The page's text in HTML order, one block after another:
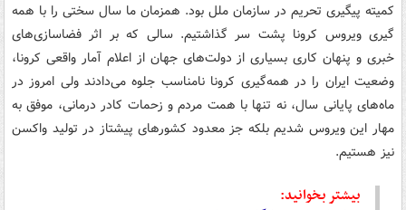
کمیته پیگیری تحریم در سازمان ملل بود. همزمان ما سال سختی را با همه
گیری ویروس کرونا پشت سر گذاشتیم. سالی که بر اثر فضاسازی‌های
خبری و پنهان کاری بسیاری از دولت‌های جهان از اعلام آمار واقعی کرونا،
وضعیت ایران را در همه‌گیری کرونا نامناسب جلوه می‌دادند ولی امروز در
ماه‌های پایانی سال، نه تنها با همت مردم و زحمات کادر درمانی، موفق به
مهار این ویروس شدیم بلکه جز معدود کشورهای پیشتاز در تولید واکسن
نیز هستیم.
بیشتر بخوانید: